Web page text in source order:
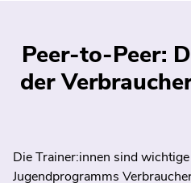
Peer-to-Peer:
der
Die Trainer:innen sind
Jugendprogramms